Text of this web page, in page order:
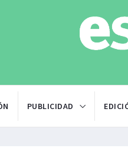
PUBLICIDAD